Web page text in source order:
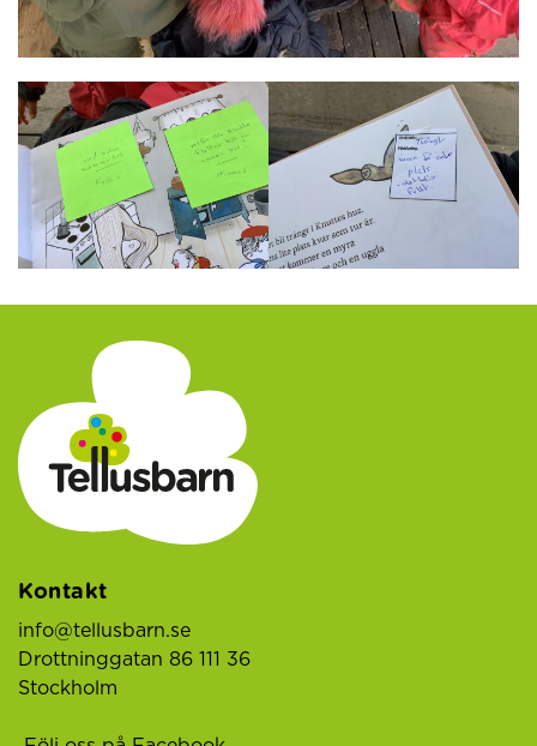
Kontakt
info@tellusbarn.se
Drottninggatan 86 111 36
Stockholm